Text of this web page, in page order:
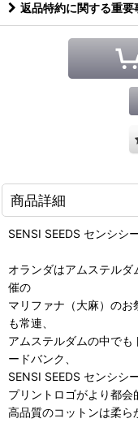
返品特約に関する重要
商品詳細
SENSI SEEDS センシシ
オランダはアムステル
催の
マリファナ（大麻）の
も常連、
アムステルダムの中で
ードバンク、
SENSI SEEDS センシシ
プリントロゴがより都会
高品質のコットンは柔ら